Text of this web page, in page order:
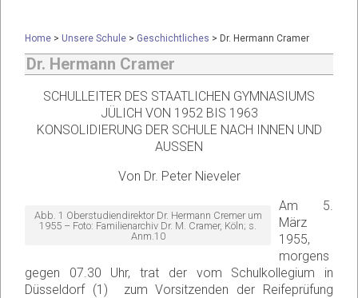
Home > Unsere Schule > Geschichtliches > Dr. Hermann Cramer
Dr. Hermann Cramer
SCHULLEITER DES STAATLICHEN GYMNASIUMS
JÜLICH VON 1952 BIS 1963
KONSOLIDIERUNG DER SCHULE NACH INNEN UND
AUSSEN
Von Dr. Peter Nieveler
Abb. 1 Oberstudiendirektor Dr. Hermann Cremer um
1955 – Foto: Familienarchiv Dr. M. Cramer, Köln; s.
Anm.10
Am 5.
März
1955,
morgens
gegen 07.30 Uhr, trat der vom Schulkollegium in
Düsseldorf (1) zum Vorsitzenden der Reifeprüfung